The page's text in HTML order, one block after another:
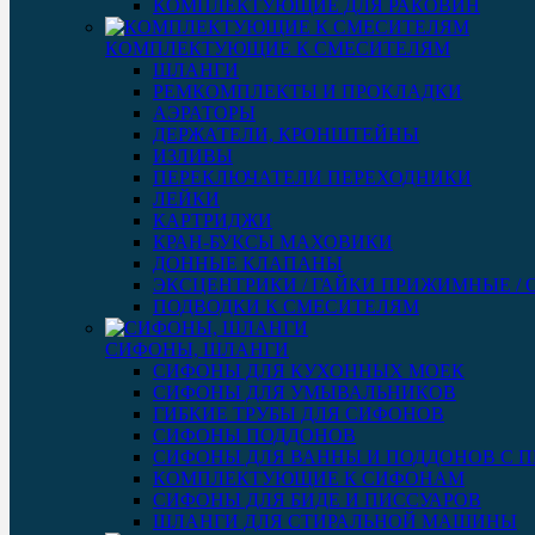
КОМПЛЕКТУЮЩИЕ ДЛЯ РАКОВИН
КОМПЛЕКТУЮЩИЕ К СМЕСИТЕЛЯМ
ШЛАНГИ
РЕМКОМПЛЕКТЫ И ПРОКЛАДКИ
АЭРАТОРЫ
ДЕРЖАТЕЛИ, КРОНШТЕЙНЫ
ИЗЛИВЫ
ПЕРЕКЛЮЧАТЕЛИ ПЕРЕХОДНИКИ
ЛЕЙКИ
КАРТРИДЖИ
КРАН-БУКСЫ МАХОВИКИ
ДОННЫЕ КЛАПАНЫ
ЭКСЦЕНТРИКИ / ГАЙКИ ПРИЖИМНЫЕ /
ПОДВОДКИ К СМЕСИТЕЛЯМ
СИФОНЫ, ШЛАНГИ
СИФОНЫ ДЛЯ КУХОННЫХ МОЕК
СИФОНЫ ДЛЯ УМЫВАЛЬНИКОВ
ГИБКИЕ ТРУБЫ ДЛЯ СИФОНОВ
СИФОНЫ ПОДДОНОВ
СИФОНЫ ДЛЯ ВАННЫ И ПОДДОНОВ С
КОМПЛЕКТУЮЩИЕ К СИФОНАМ
СИФОНЫ ДЛЯ БИДЕ И ПИССУАРОВ
ШЛАНГИ ДЛЯ СТИРАЛЬНОЙ МАШИНЫ